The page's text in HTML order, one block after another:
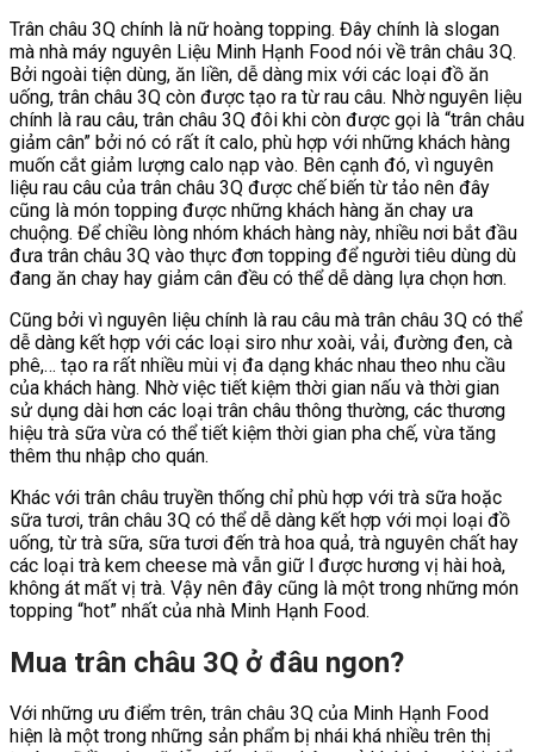
Trân châu 3Q chính là nữ hoàng topping. Đây chính là slogan
mà nhà máy nguyên Liệu Minh Hạnh Food nói về trân châu 3Q.
Bởi ngoài tiện dùng, ăn liền, dễ dàng mix với các loại đồ ăn
uống, trân châu 3Q còn được tạo ra từ rau câu. Nhờ nguyên liệu
chính là rau câu, trân châu 3Q đôi khi còn được gọi là “trân châu
giảm cân” bởi nó có rất ít calo, phù hợp với những khách hàng
muốn cắt giảm lượng calo nạp vào. Bên cạnh đó, vì nguyên
liệu rau câu của trân châu 3Q được chế biến từ tảo nên đây
cũng là món topping được những khách hàng ăn chay ưa
chuộng. Để chiều lòng nhóm khách hàng này, nhiều nơi bắt đầu
đưa trân châu 3Q vào thực đơn topping để người tiêu dùng dù
đang ăn chay hay giảm cân đều có thể dễ dàng lựa chọn hơn.
Cũng bởi vì nguyên liệu chính là rau câu mà trân châu 3Q có thể
dễ dàng kết hợp với các loại siro như xoài, vải, đường đen, cà
phê,… tạo ra rất nhiều mùi vị đa dạng khác nhau theo nhu cầu
của khách hàng. Nhờ việc tiết kiệm thời gian nấu và thời gian
sử dụng dài hơn các loại trân châu thông thường, các thương
hiệu trà sữa vừa có thể tiết kiệm thời gian pha chế, vừa tăng
thêm thu nhập cho quán.
Khác với trân châu truyền thống chỉ phù hợp với trà sữa hoặc
sữa tươi, trân châu 3Q có thể dễ dàng kết hợp với mọi loại đồ
uống, từ trà sữa, sữa tươi đến trà hoa quả, trà nguyên chất hay
các loại trà kem cheese mà vẫn giữ l được hương vị hài hoà,
không át mất vị trà. Vậy nên đây cũng là một trong những món
topping “hot” nhất của nhà Minh Hạnh Food.
Mua trân châu 3Q ở đâu ngon?
Với những ưu điểm trên, trân châu 3Q của Minh Hạnh Food
hiện là một trong những sản phẩm bị nhái khá nhiều trên thị